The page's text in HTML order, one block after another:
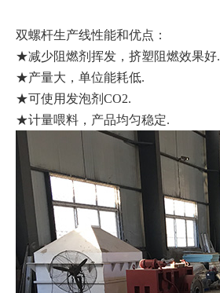
双螺杆生产线性能和优点：
★减少阻燃剂挥发，挤塑阻燃效果好.
★产量大，单位能耗低.
★可使用发泡剂CO2.
★计量喂料，产品均匀稳定.